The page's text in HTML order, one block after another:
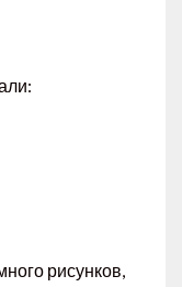
рисунков,